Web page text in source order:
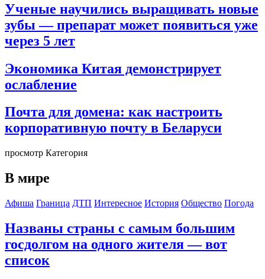
Ученые научились выращивать новые
зубы — препарат может появиться уже
через 5 лет
Экономика Китая демонстрирует
ослабление
Почта для домена: как настроить
корпоративную почту в Беларуси
просмотр Категория
В мире
Афиша Граница ДТП Интересное История Общество Погода
Названы страны с самым большим
госдолгом на одного жителя — вот
список